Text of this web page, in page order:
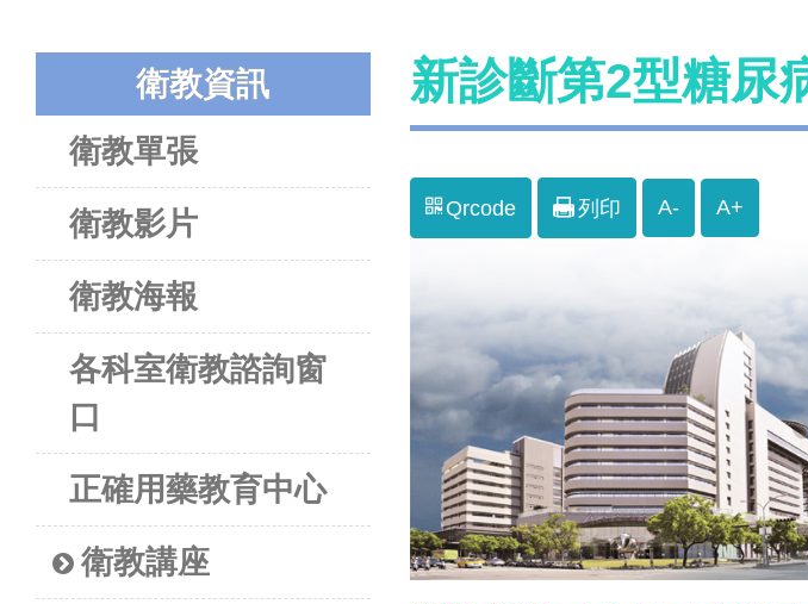
衛教資訊
衛教單張
衛教影片
衛教海報
各科室衛教諮詢窗
口
正確用藥教育中心
衛教講座
新診斷第2型糖尿
Qrcode 列印 A- A+